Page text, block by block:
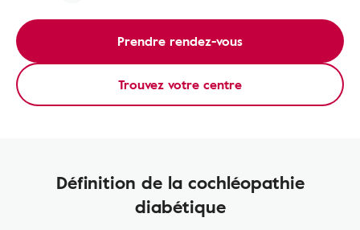
Prendre rendez-vous
Trouvez votre centre
Définition de la cochléopathie
diabétique